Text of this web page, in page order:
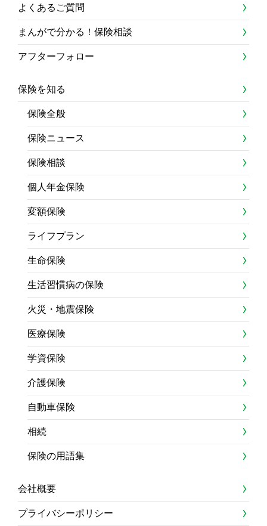
よくあるご質問
まんがで分かる！保険相談
アフターフォロー
保険を知る
保険全般
保険ニュース
保険相談
個人年金保険
変額保険
ライフプラン
生命保険
生活習慣病の保険
火災・地震保険
医療保険
学資保険
介護保険
自動車保険
相続
保険の用語集
会社概要
プライバシーポリシー